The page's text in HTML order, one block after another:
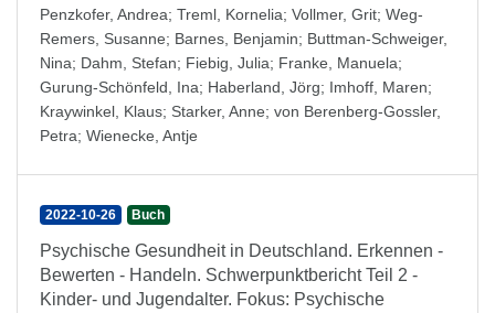
Penzkofer, Andrea; Treml, Kornelia; Vollmer, Grit; Weg-
Remers, Susanne; Barnes, Benjamin; Buttman-Schweiger,
Nina; Dahm, Stefan; Fiebig, Julia; Franke, Manuela;
Gurung-Schönfeld, Ina; Haberland, Jörg; Imhoff, Maren;
Kraywinkel, Klaus; Starker, Anne; von Berenberg-Gossler,
Petra; Wienecke, Antje
2022-10-26 Buch
Psychische Gesundheit in Deutschland. Erkennen -
Bewerten - Handeln. Schwerpunktbericht Teil 2 -
Kinder- und Jugendalter. Fokus: Psychische